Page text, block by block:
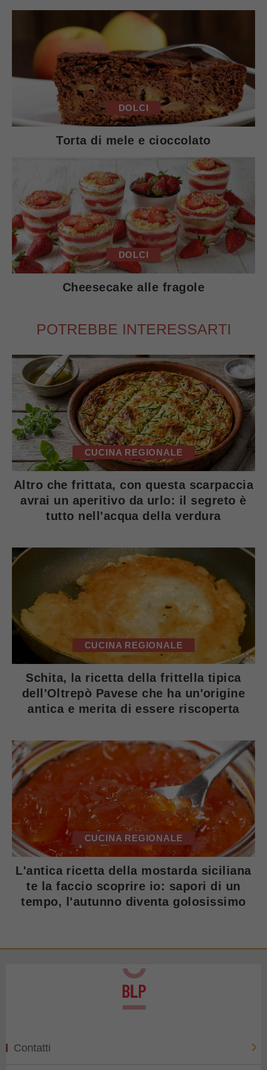
DOLCI
Torta di mele e cioccolato
DOLCI
Cheesecake alle fragole
POTREBBE INTERESSARTI
CUCINA REGIONALE
Altro che frittata, con questa scarpaccia
avrai un aperitivo da urlo: il segreto è
tutto nell'acqua della verdura
CUCINA REGIONALE
Schita, la ricetta della frittella tipica
dell'Oltrepò Pavese che ha un'origine
antica e merita di essere riscoperta
CUCINA REGIONALE
L'antica ricetta della mostarda siciliana
te la faccio scoprire io: sapori di un
tempo, l'autunno diventa golosissimo
Contatti